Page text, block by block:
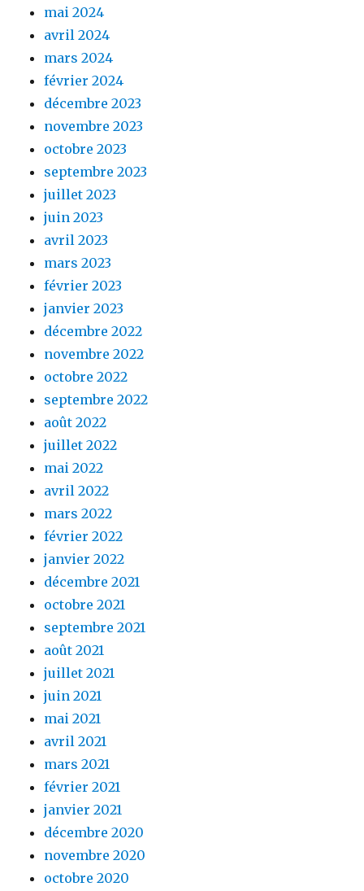
mai 2024
avril 2024
mars 2024
février 2024
décembre 2023
novembre 2023
octobre 2023
septembre 2023
juillet 2023
juin 2023
avril 2023
mars 2023
février 2023
janvier 2023
décembre 2022
novembre 2022
octobre 2022
septembre 2022
août 2022
juillet 2022
mai 2022
avril 2022
mars 2022
février 2022
janvier 2022
décembre 2021
octobre 2021
septembre 2021
août 2021
juillet 2021
juin 2021
mai 2021
avril 2021
mars 2021
février 2021
janvier 2021
décembre 2020
novembre 2020
octobre 2020